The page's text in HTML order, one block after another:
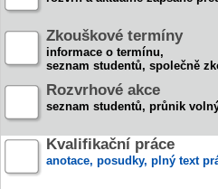
Zkouškové termíny
informace o termínu,
seznam studentů, společně
Rozvrhové akce
seznam studentů, průnik
Kvalifikační práce
anotace, posudky, plný text